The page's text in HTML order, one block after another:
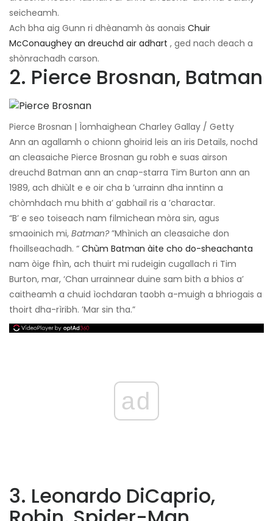
seicheamh.
Ach bha aig Gunn ri dhèanamh às aonais Chuir
McConaughey an dreuchd air adhart , ged nach deach a
shònrachadh carson.
2. Pierce Brosnan, Batman
Pierce Brosnan | Ìomhaighean Charley Gallay / Getty
Ann an agallamh o chionn ghoirid leis an iris Details, nochd
an cleasaiche Pierce Brosnan gu robh e suas airson
dreuchd Batman ann an cnap-starra Tim Burton ann an
1989, ach dhiùlt e e oir cha b ’urrainn dha inntinn a
chòmhdach mu bhith a’ gabhail ris a ’charactar.
“B’ e seo toiseach nam filmichean mòra sin, agus
smaoinich mi, Batman?”Mhìnich an cleasaiche don
fhoillseachadh. “ Chùm Batman àite cho do-sheachanta
nam òige fhìn, ach thuirt mi rudeigin cugallach ri Tim
Burton, mar, ‘Chan urrainnear duine sam bith a bhios a’
caitheamh a chuid ìochdaran taobh a-muigh a bhriogais a
thoirt dha-rìribh. ’Mar sin tha.”
ad
3. Leonardo DiCaprio,